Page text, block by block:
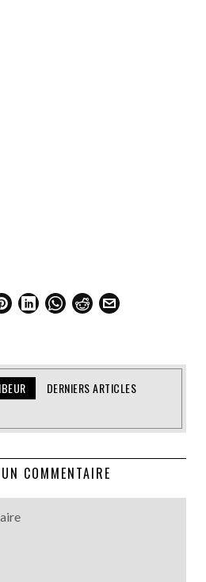
DERNIERS ARTICLES
COMMENTAIRE